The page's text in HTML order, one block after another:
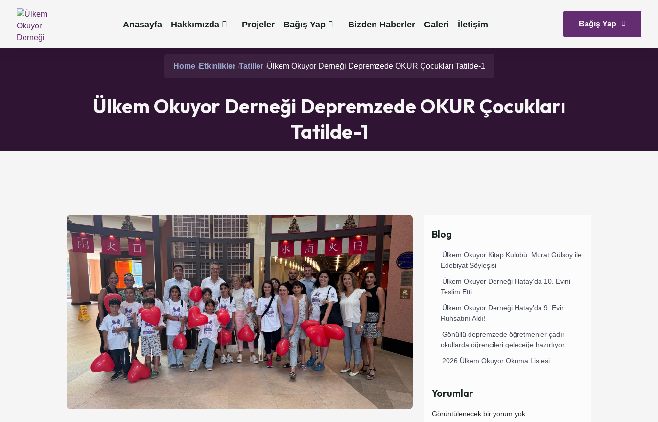
Anasayfa Hakkımızda Projeler Bağış Yap Bizden Haberler Galeri İletişim Bağış Yap
Home Etkinlikler Tatiller Ülkem Okuyor Derneği Depremzede OKUR Çocukları Tatilde-1
Ülkem Okuyor Derneği Depremzede OKUR Çocukları
Tatilde-1
Blog
Ülkem Okuyor Kitap Kulübü: Murat Gülsoy ile
Edebiyat Söyleşisi
Ülkem Okuyor Derneği Hatay’da 10. Evini
Teslim Etti
Ülkem Okuyor Derneği Hatay’da 9. Evin
Ruhsatını Aldı!
Gönüllü depremzede öğretmenler çadır
okullarda öğrencileri geleceğe hazırlıyor
2026 Ülkem Okuyor Okuma Listesi
Yorumlar
Görüntülenecek bir yorum yok.